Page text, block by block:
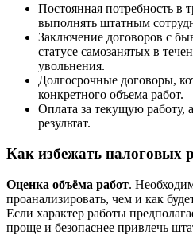
Постоянная потребность в
выполнять штатным
Заключение договоров с
статусе самозанятых в
увольнения.
Долгосрочные договоры,
конкретного объема работ.
Оплата за текущую работу,
результат.
Как избежать налоговых
Оценка объёма работ.
проанализировать, чем и как
Если характер работы
проще и безопаснее привлечь